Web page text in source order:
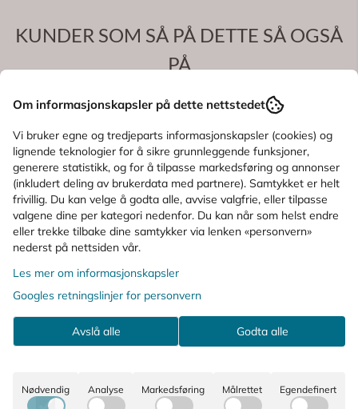
KUNDER SOM SÅ PÅ DETTE SÅ OGSÅ
PÅ
Om informasjonskapsler på dette nettstedet
Vi bruker egne og tredjeparts informasjonskapsler (cookies) og
lignende teknologier for å sikre grunnleggende funksjoner,
generere statistikk, og for å tilpasse markedsføring og annonser
(inkludert deling av brukerdata med partnere). Samtykket er helt
frivillig. Du kan velge å godta alle, avvise valgfrie, eller tilpasse
valgene dine per kategori nedenfor. Du kan når som helst endre
eller trekke tilbake dine samtykker via lenken «personvern»
nederst på nettsiden vår.
Les mer om informasjonskapsler
Googles retningslinjer for personvern
Avslå alle Godta alle
Nødvendig Analyse Markedsføring Målrettet Egendefinert